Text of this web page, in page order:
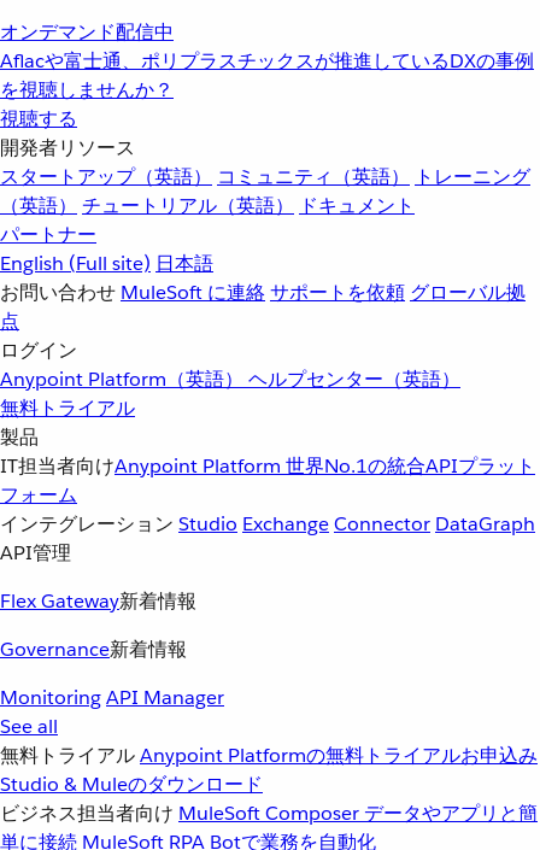
オンデマンド配信中
Aflacや富士通、ポリプラスチックスが推進しているDXの事例
を視聴しませんか？
視聴する
開発者リソース
スタートアップ（英語）
コミュニティ（英語）
トレーニング
（英語）
チュートリアル（英語）
ドキュメント
パートナー
English (Full site) 日本語
お問い合わせ MuleSoft に連絡サポートを依頼 グローバル拠
点
ログイン
Anypoint Platform（英語） ヘルプセンター（英語）
無料トライアル
製品
IT担当者向けAnypoint Platform 世界No.1の統合APIプラット
フォーム
インテグレーション Studio ExchangeConnector DataGraph
API管理
Flex Gateway新着情報
Governance新着情報
MonitoringAPI Manager
See all
無料トライアルAnypoint Platformの無料トライアルお申込み
Studio & Muleのダウンロード
ビジネス担当者向け MuleSoft Composer データやアプリと簡
単に接続 MuleSoft RPA Botで業務を自動化